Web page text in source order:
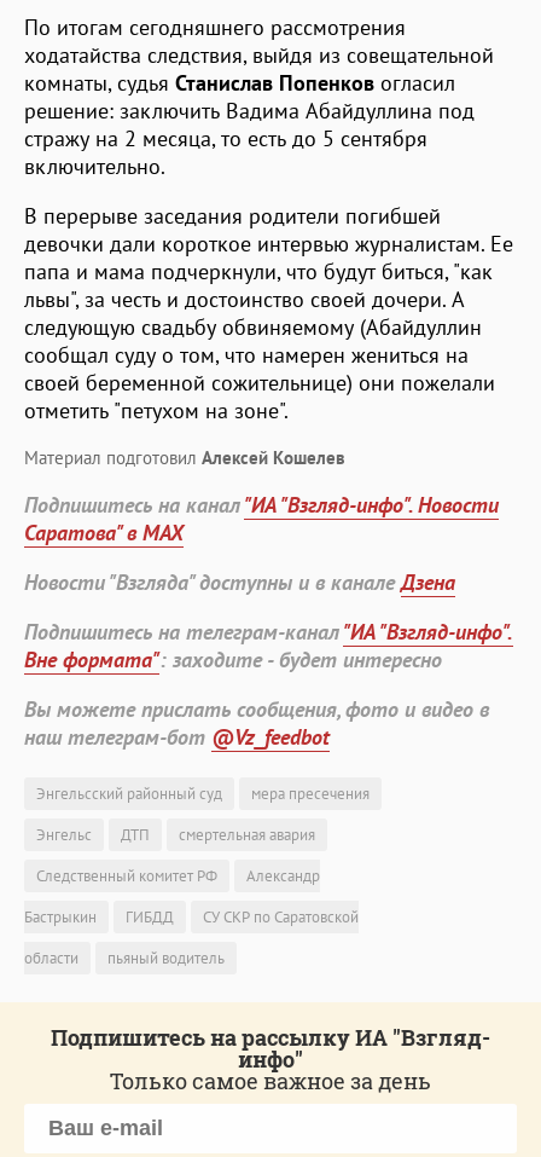
По итогам сегодняшнего рассмотрения
ходатайства следствия, выйдя из совещательной
комнаты, судья Станислав Попенков огласил
решение: заключить Вадима Абайдуллина под
стражу на 2 месяца, то есть до 5 сентября
включительно.
В перерыве заседания родители погибшей
девочки дали короткое интервью журналистам. Ее
папа и мама подчеркнули, что будут биться, "как
львы", за честь и достоинство своей дочери. А
следующую свадьбу обвиняемому (Абайдуллин
сообщал суду о том, что намерен жениться на
своей беременной сожительнице) они пожелали
отметить "петухом на зоне".
Материал подготовил Алексей Кошелев
Подпишитесь на канал"ИА "Взгляд-инфо". Новости
Саратова" в MAX
Новости "Взгляда" доступны и в каналеДзена
Подпишитесь на телеграм-канал"ИА "Взгляд-инфо".
Вне формата": заходите - будет интересно
Вы можете прислать сообщения, фото и видео в
наш телеграм-бот @Vz_feedbot
Энгельсский районный суд
мера пресечения
Энгельс
ДТП
смертельная авария
Следственный комитет РФ
Александр
Бастрыкин
ГИБДД
СУ СКР по Саратовской
области
пьяный водитель
Подпишитесь на рассылку ИА "Взгляд-
инфо"
Только самое важное за день